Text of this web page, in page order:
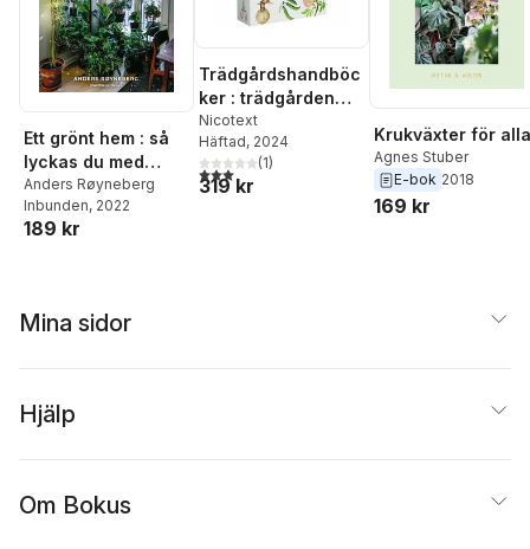
Ett grönt hem : så
lyckas du med
krukväxter
Anders Røyneberg
Inbunden, 2022
189 kr
Trädgårdshandböc
ker : trädgården
året runt,
fönsterodling,
krukväxter och
sticklingar, odla
Nicotext
Häftad, 2024
3,0utav 5 stjärnor. Totalt antal röster:
(1)
319 kr
Krukväxter för alla
Agnes Stuber
E-bok 2018
169 kr
Mina sidor
Hjälp
Om Bokus